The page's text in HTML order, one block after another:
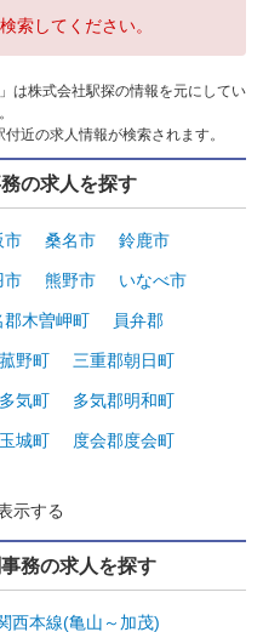
索してください。
は株式会社駅探の情報を元にしてい
近の求人情報が検索されます。
の求人を探す
市 桑名市 鈴鹿市
市 熊野市 いなべ市
郡木曽岬町 員弁郡
野町 三重郡朝日町
気町 多気郡明和町
城町 度会郡度会町
示する
務の求人を探す
西本線(亀山～加茂)